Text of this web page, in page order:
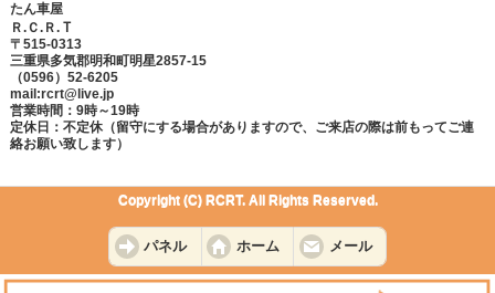
たん車屋
Ｒ.Ｃ.Ｒ.Ｔ
〒515-0313
三重県多気郡明和町明星2857-15
（0596）52-6205
mail:rcrt@live.jp
営業時間：9時～19時
定休日：不定休（留守にする場合がありますので、ご来店の際は前もってご連
絡お願い致します）
Copyright (C) RCRT. All Rights Reserved.
パネル ホーム メール